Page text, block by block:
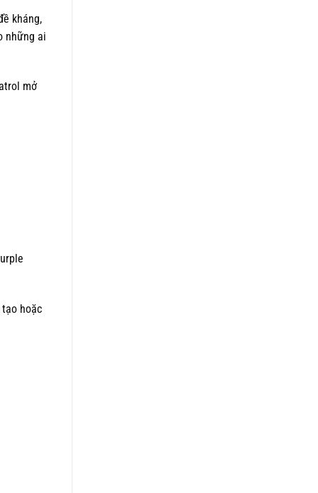
kháng,
những ai
mở
hoặc